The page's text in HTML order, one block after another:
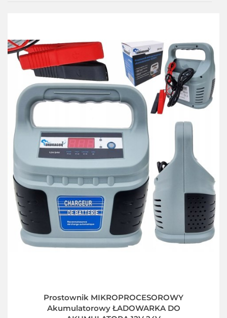
Prostownik MIKROPROCESOROWY
Akumulatorowy ŁADOWARKA DO